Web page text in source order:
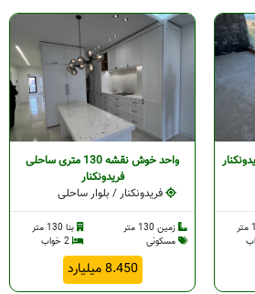
واحد خوش نقشه 130 متری ساحلی
فریدونکنار
فریدونکنار / بلوار ساحلی
زمین 130 متر
بنا 130 متر
مسکونی
8.450 میلیارد